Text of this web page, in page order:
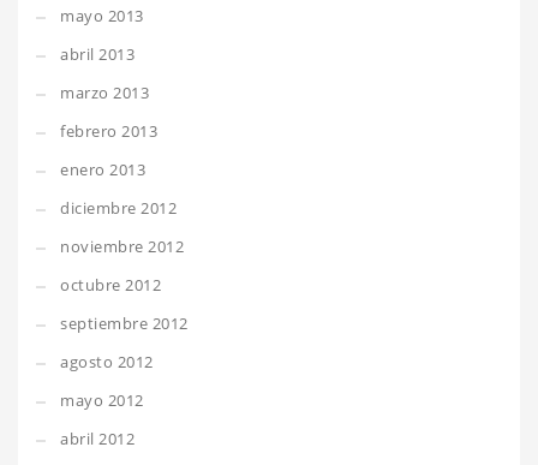
mayo 2013
abril 2013
marzo 2013
febrero 2013
enero 2013
diciembre 2012
noviembre 2012
octubre 2012
septiembre 2012
agosto 2012
mayo 2012
abril 2012